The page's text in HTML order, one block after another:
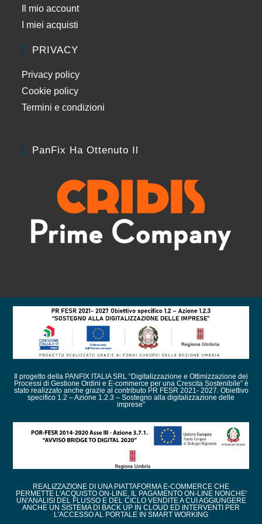
Il mio account
I miei acquisti
PRIVACY
Privacy policy
Cookie policy
Termini e condizioni
PanFix Ha Ottenuto Il
Il progetto della PANFIX ITALIA SRL “Digitalizzazione e Ottimizzazione dei
Processi di Gestione Ordini e E-commerce per una Crescita Sostenibile” è
stato realizzato anche grazie al contributo PR FESR 2021- 2027. Obiettivo
specifico 1.2 – Azione 1.2.3 – Sostegno alla digitalizzazione delle
imprese”
REALIZZAZIONE DI UNA PIATTAFORMA E-COMMERCE CHE
PERMETTE L'ACQUISTO ON-LINE, IL PAGAMENTO ON-LINE NONCHE'
UN'ANALISI DEL FLUSSO E DEL CICLO VENDITE A CUI AGGIUNGERE
ANCHE UN SISTEMA DI BACK UP IN CLOUD ED INTERVENTI PER
L'ACCESSO AL PORTALE IN SMART WORKING